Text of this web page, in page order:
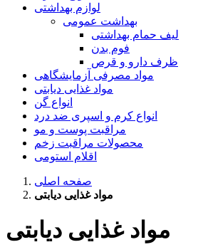
لوازم بهداشتی
بهداشت عمومی
لیف حمام بهداشتی
فوم بدن
ظرف دارو و قرص
مواد مصرفی آزمایشگاهی
مواد غذایی دیابتی
انواع گن
انواع کرم و اسپری ضد درد
مراقبت پوست و مو
محصولات مراقبت زخم
اقلام استومی
صفحه اصلی
مواد غذایی دیابتی
مواد غذایی دیابتی